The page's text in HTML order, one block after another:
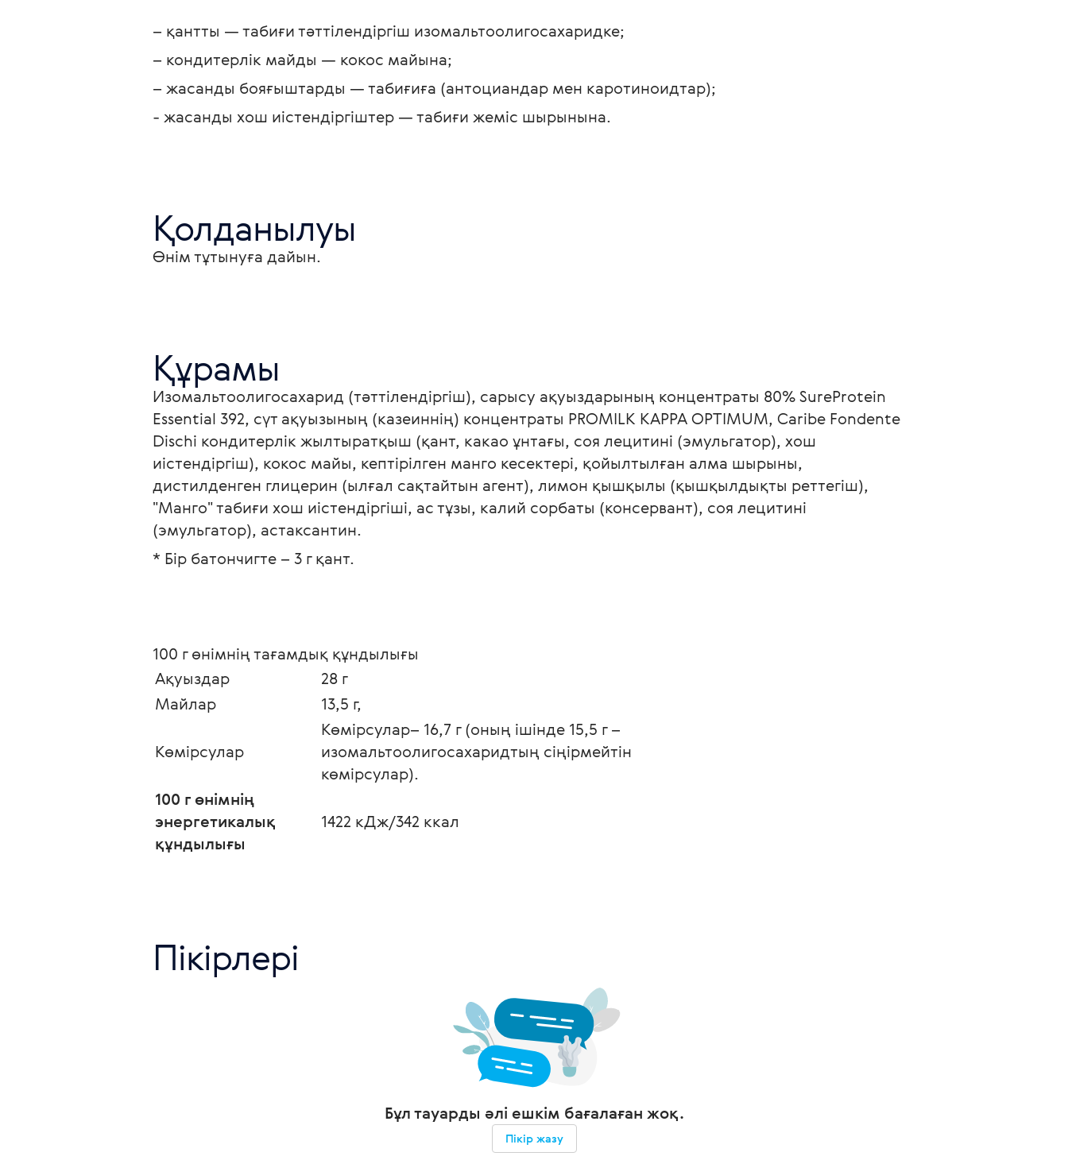
– қантты — табиғи тәттілендіргіш изомальтоолигосахаридке;
– кондитерлік майды — кокос майына;
– жасанды бояғыштарды — табиғиға (антоциандар мен каротиноидтар);
- жасанды хош иістендіргіштер — табиғи жеміс шырынына.
Қолданылуы
Өнім тұтынуға дайын.
Құрамы
Изомальтоолигосахарид (тәттілендіргіш), сарысу ақуыздарының концентраты 80% SureProtein
Essential 392, сүт ақуызының (казеиннің) концентраты PROMILK KAPPA OPTIMUM, Caribe Fondente
Dischi кондитерлік жылтыратқыш (қант, какао ұнтағы, соя лецитині (эмульгатор), хош
иістендіргіш), кокос майы, кептірілген манго кесектері, қойылтылған алма шырыны,
дистилденген глицерин (ылғал сақтайтын агент), лимон қышқылы (қышқылдықты реттегіш),
"Манго" табиғи хош иістендіргіші, ас тұзы, калий сорбаты (консервант), соя лецитині
(эмульгатор), астаксантин.
* Бір батончигте – 3 г қант.
100 г өнімнің тағамдық құндылығы
Ақуыздар
28 г
Майлар
13,5 г,
Көмірсулар
Көмірсулар– 16,7 г (оның ішінде 15,5 г –
изомальтоолигосахаридтың сіңірмейтін
көмірсулар).
100 г өнімнің
энергетикалық
құндылығы
1422 кДж/342 ккал
Пікірлері
Бұл тауарды әлі ешкім бағалаған жоқ.
Пікір жазу